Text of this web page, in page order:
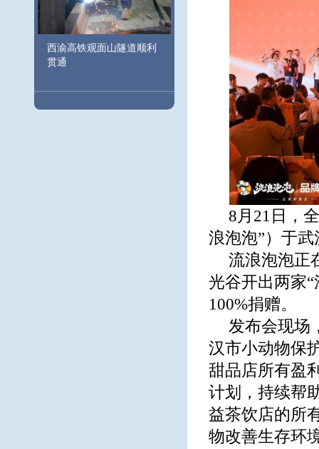
西渝高铁观面山隧道顺利
贯通
8月21日，
浪泡泡”）于
流浪泡泡正
光谷开出两家
100%捐赠。
发布会现场
汉市小动物保
甜品店所有盈
计划，持续帮
益茶饮店的所
物改善生存环